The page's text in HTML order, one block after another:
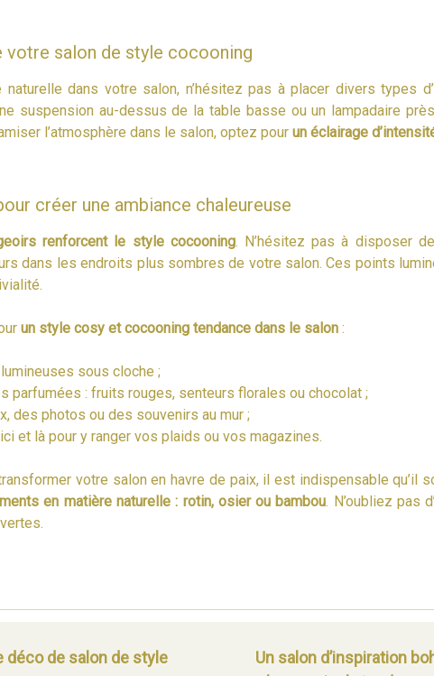
votre salon de style cocooning
dans votre salon, n’hésitez pas à placer divers types
suspension au-dessus de la table basse ou un lampadaire près
l’atmosphère dans le salon, optez pour un éclairage
créer une ambiance chaleureuse
renforcent le style cocooning. N’hésitez pas à disposer
dans les endroits plus sombres de votre salon. Ces points
un style cosy et cocooning tendance dans le salon :
sous cloche ;
parfumées : fruits rouges, senteurs florales ou chocolat ;
des photos ou des souvenirs au mur ;
et là pour y ranger vos plaids ou vos magazines.
votre salon en havre de paix, il est indispensable qu’il
en matière naturelle : rotin, osier ou bambou. N’oubliez pas
déco de salon de style
Un salon d’inspiration